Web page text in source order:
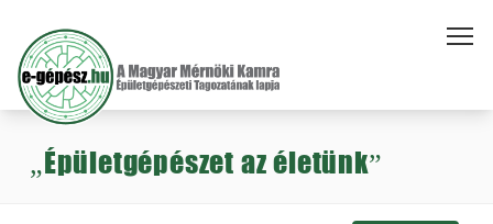
„Épületgépészet az életünk”